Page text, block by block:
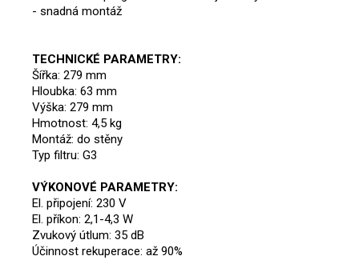
- snadná montáž
TECHNICKÉ PARAMETRY:
Šířka: 279 mm
Hloubka: 63 mm
Výška: 279 mm
Hmotnost: 4,5 kg
Montáž: do stěny
Typ filtru: G3
VÝKONOVÉ PARAMETRY:
El. připojení: 230 V
El. příkon: 2,1-4,3 W
Zvukový útlum: 35 dB
Účinnost rekuperace: až 90%